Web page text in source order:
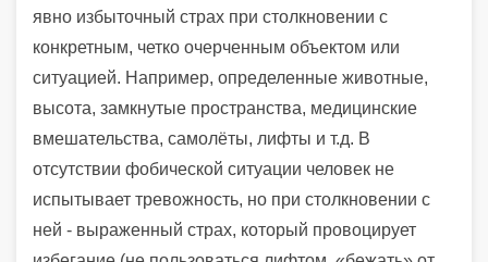
явно избыточный страх при столкновении с
конкретным, четко очерченным объектом или
ситуацией. Например, определенные животные,
высота, замкнутые пространства, медицинские
вмешательства, самолёты, лифты и т.д. В
отсутствии фобической ситуации человек не
испытывает тревожность, но при столкновении с
ней - выраженный страх, который провоцирует